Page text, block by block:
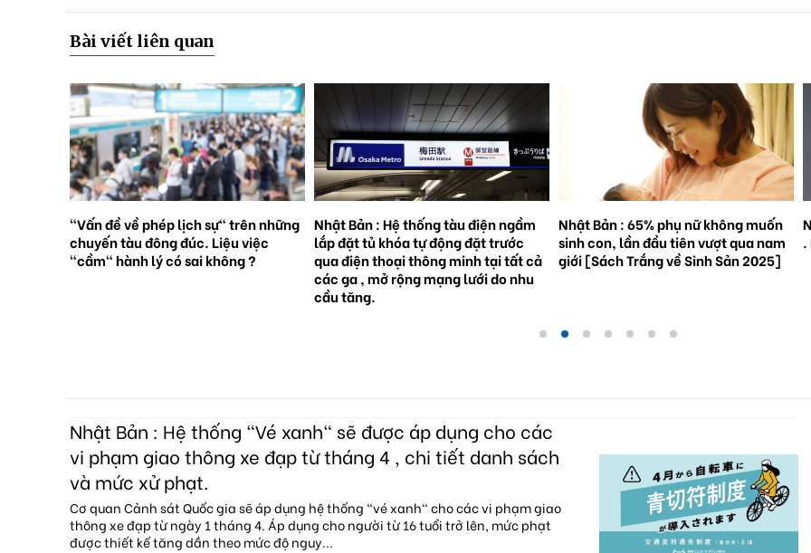
Bài viết liên quan
Nhật Bản : Hệ thống tàu điện ngầm
lắp đặt tủ khóa tự động đặt trước
qua điện thoại thông minh tại tất cả
Nhật Bản : 65% phụ nữ không muốn
sinh con, lần đầu tiên vượt qua nam
giới [Sách Trắng về Sinh Sản 2025]
Natto trở thành hiện tượng toàn cầu
. Bối cảnh và triển vọng tương lai.
Nhật Bản : Hệ thống "Vé xanh" sẽ được áp dụng cho các
vi phạm giao thông xe đạp từ tháng 4 , chi tiết danh sách
và mức xử phạt.
Cơ quan Cảnh sát Quốc gia sẽ áp dụng hệ thống "vé xanh" cho các vi phạm giao
thông xe đạp từ ngày 1 tháng 4. Áp dụng cho người từ 16 tuổi trở lên, mức phạt
được thiết kế tăng dần theo mức độ nguy...